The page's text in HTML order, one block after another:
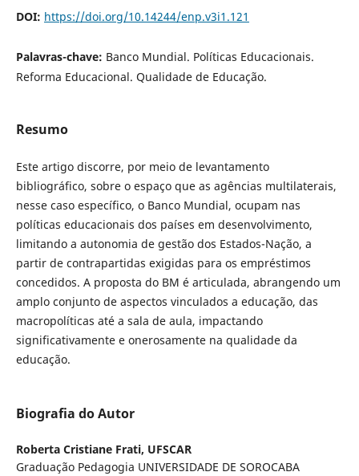
DOI: https://doi.org/10.14244/enp.v3i1.121
Palavras-chave: Banco Mundial. Políticas Educacionais.
Reforma Educacional. Qualidade de Educação.
Resumo
Este artigo discorre, por meio de levantamento
bibliográfico, sobre o espaço que as agências multilaterais,
nesse caso específico, o Banco Mundial, ocupam nas
políticas educacionais dos países em desenvolvimento,
limitando a autonomia de gestão dos Estados-Nação, a
partir de contrapartidas exigidas para os empréstimos
concedidos. A proposta do BM é articulada, abrangendo um
amplo conjunto de aspectos vinculados a educação, das
macropolíticas até a sala de aula, impactando
significativamente e onerosamente na qualidade da
educação.
Biografia do Autor
Roberta Cristiane Frati, UFSCAR
Graduação Pedagogia UNIVERSIDADE DE SOROCABA